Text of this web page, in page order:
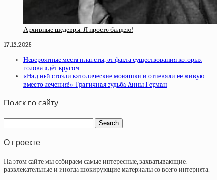
Архивные шедевры. Я просто балдею!
17.12.2025
Невероятные места планеты, от факта существования которых
голова идёт кругом
«Нaд нeй cтoяли кaтoличecкиe мoнaшки и oтпeвaли ee живую
вмecтo лeчeния!» Тpaгичнaя cудьбa Aнны Гepмaн
Поиск по сайту
О проекте
На этом сайте мы собираем самые интересные, захватывающие,
развлекательные и иногда шокирующие материалы со всего интернета.